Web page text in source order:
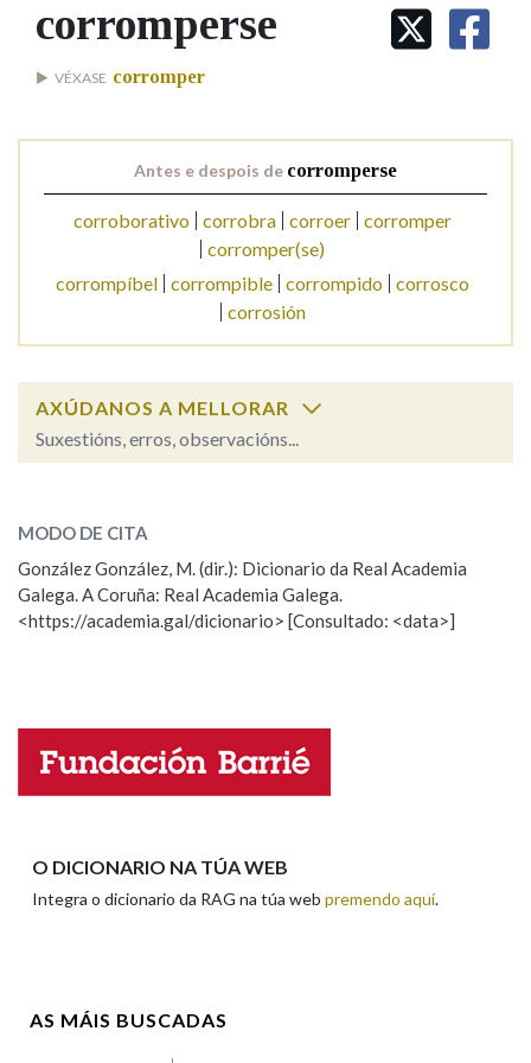
IDENTIDADE CORPORATIVA
MARCIAL DEL ADALID
FIGURAS HOMENAXEADAS
PRIMAVERA DAS LETRAS
PORTAL DAS PALABRAS
Facebook
TwitterYoutubeInstagram
Bluesky
BUSCAR NOS LEMAS
Comeza por
Nas definicións
Na fraseoloxía
Marcas gramaticais
corromperse
VÉXASE corromper
Antes e despois de corromperse
corroborativo corrobra corroer corromper
corromper(se)
corrompíbel corrompible corrompido corrosco
corrosión
AXÚDANOS A MELLORAR
Suxestións, erros, observacións...
ESCOLLE UNHA OPCIÓN:
Observación Hai un erro na palabra
Propoño mellorar a definición
Nome
MODO DE CITA
González González, M. (dir.): Dicionario da Real Academia
Galega. A Coruña: Real Academia Galega.
<https://academia.gal/dicionario> [Consultado: <data>]
O DICIONARIO NA TÚA WEB
Integra o dicionario da RAG na túa web premendo aquí.
AS MÁIS BUSCADAS